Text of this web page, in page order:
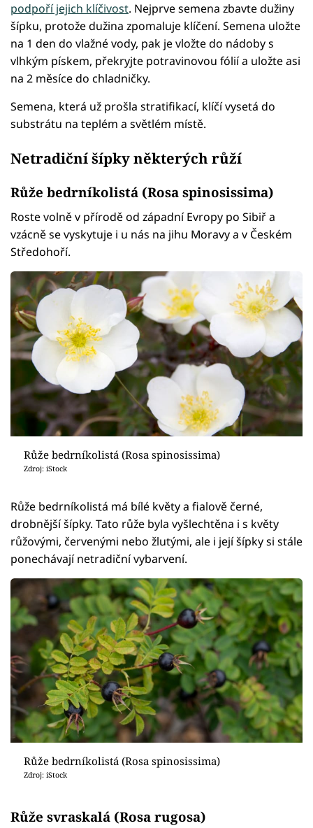
podpoří jejich klíčivost. Nejprve semena zbavte dužiny
šípku, protože dužina zpomaluje klíčení. Semena uložte
na 1 den do vlažné vody, pak je vložte do nádoby s
vlhkým pískem, překryjte potravinovou fólií a uložte asi
na 2 měsíce do chladničky.
Semena, která už prošla stratifikací, klíčí vysetá do
substrátu na teplém a světlém místě.
Netradiční šípky některých růží
Růže bedrníkolistá (Rosa spinosissima)
Roste volně v přírodě od západní Evropy po Sibiř a
vzácně se vyskytuje i u nás na jihu Moravy a v Českém
Středohoří.
Růže bedrníkolistá (Rosa spinosissima)
Zdroj: iStock
Růže bedrníkolistá má bílé květy a fialově černé,
drobnější šípky. Tato růže byla vyšlechtěna i s květy
růžovými, červenými nebo žlutými, ale i její šípky si stále
ponechávají netradiční vybarvení.
Růže bedrníkolistá (Rosa spinosissima)
Zdroj: iStock
Růže svraskalá (Rosa rugosa)